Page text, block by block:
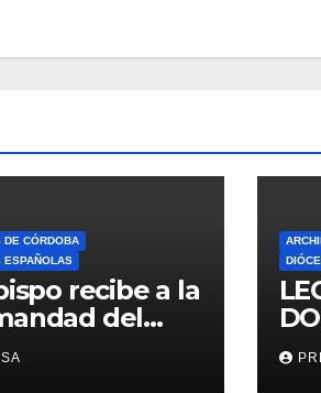
DE CÓRDOBA
ESPAÑOLAS
recibe a la
del